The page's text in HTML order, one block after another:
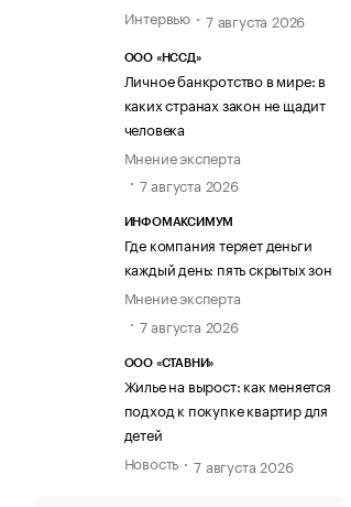
Интервью
7 августа 2026
ООО «НССД»
Личное банкротство в мире: в
каких странах закон не щадит
человека
Мнение эксперта
7 августа 2026
ИНФОМАКСИМУМ
Где компания теряет деньги
каждый день: пять скрытых зон
Мнение эксперта
7 августа 2026
ООО «СТАВНИ»
Жилье на вырост: как меняется
подход к покупке квартир для
детей
Новость
7 августа 2026